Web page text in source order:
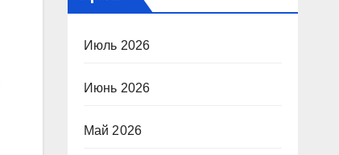
Июль 2026
Июнь 2026
Май 2026